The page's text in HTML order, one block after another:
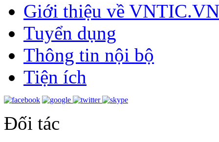
Giới thiệu về VNTIC.VN
Tuyển dụng
Thông tin nội bộ
Tiện ích
Đối tác